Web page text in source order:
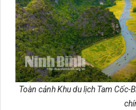
Toàn cảnh Khu du lịch Tam Cốc-